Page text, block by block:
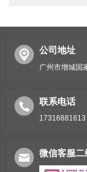
公司地址
广州市增城国
联系电话
17316881613
微信客服二